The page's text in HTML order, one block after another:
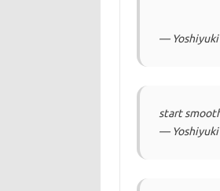
— Yoshiyuki
start
— Yoshiyuki